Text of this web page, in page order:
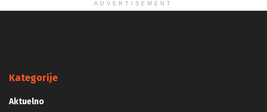
ADVERTISEMENT
Kategorije
Aktuelno